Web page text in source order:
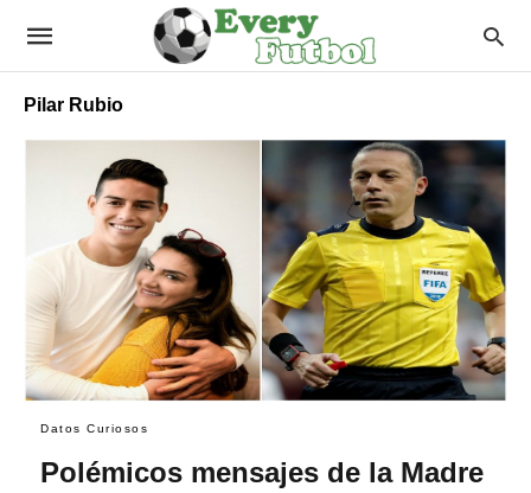
Pilar Rubio
Datos Curiosos
Polémicos mensajes de la Madre